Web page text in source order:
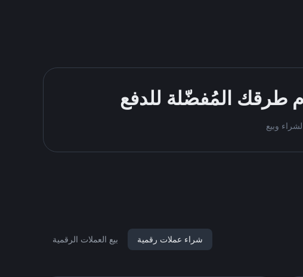
شراء عملات رقمية بيع العملات الرقمية